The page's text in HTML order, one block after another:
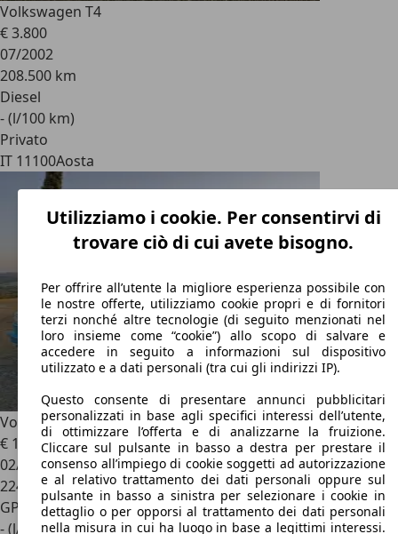
Volkswagen T4
€ 3.800
07/2002
208.500 km
Diesel
- (l/100 km)
Privato
IT 11100Aosta
Volkswagen T4XO BC
€ 10.000
02/1996
224.000 km
GPL
- (l/100 km)
Utilizziamo i cookie. Per consentirvi di
trovare ciò di cui avete bisogno.
Per offrire all’utente la migliore esperienza possibile con
le nostre offerte, utilizziamo cookie propri e di fornitori
terzi nonché altre tecnologie (di seguito menzionati nel
loro insieme come “cookie”) allo scopo di salvare e
accedere in seguito a informazioni sul dispositivo
utilizzato e a dati personali (tra cui gli indirizzi IP).
Questo consente di presentare annunci pubblicitari
personalizzati in base agli specifici interessi dell’utente,
di ottimizzare l’offerta e di analizzarne la fruizione.
Cliccare sul pulsante in basso a destra per prestare il
consenso all’impiego di cookie soggetti ad autorizzazione
e al relativo trattamento dei dati personali oppure sul
pulsante in basso a sinistra per selezionare i cookie in
dettaglio o per opporsi al trattamento dei dati personali
nella misura in cui ha luogo in base a legittimi interessi.